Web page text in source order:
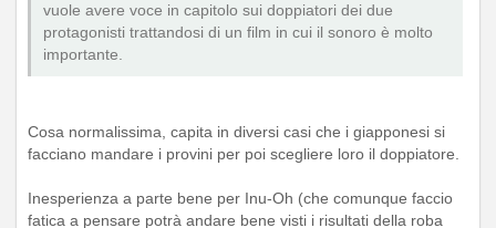
vuole avere voce in capitolo sui doppiatori dei due
protagonisti trattandosi di un film in cui il sonoro è molto
importante.
Cosa normalissima, capita in diversi casi che i giapponesi si
facciano mandare i provini per poi scegliere loro il doppiatore.
Inesperienza a parte bene per Inu-Oh (che comunque faccio
fatica a pensare potrà andare bene visti i risultati della roba